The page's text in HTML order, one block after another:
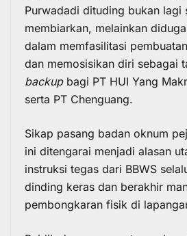
Purwadadi dituding bukan lagi
membiarkan, melainkan
dalam memfasilitasi
dan memosisikan diri sebagai
backupbagi PT HUI Yang
serta PT Chenguang.
Sikap pasang badan oknum
ini ditengarai menjadi alasan
instruksi tegas dari BBWS
dinding keras dan berakhir
pembongkaran fisik di